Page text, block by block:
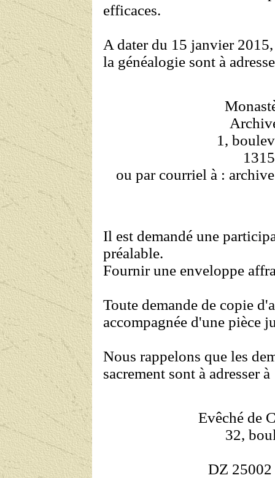
efficaces.
A dater du 15 janvier
la généalogie sont à
1,
ou par courriel à :
Il est demandé une
préalable.
Fournir une enveloppe
Toute demande de copie
accompagnée d'une pièce
Nous rappelons que les
sacrement sont à adresser à
Evêché de
32,
DZ 25002